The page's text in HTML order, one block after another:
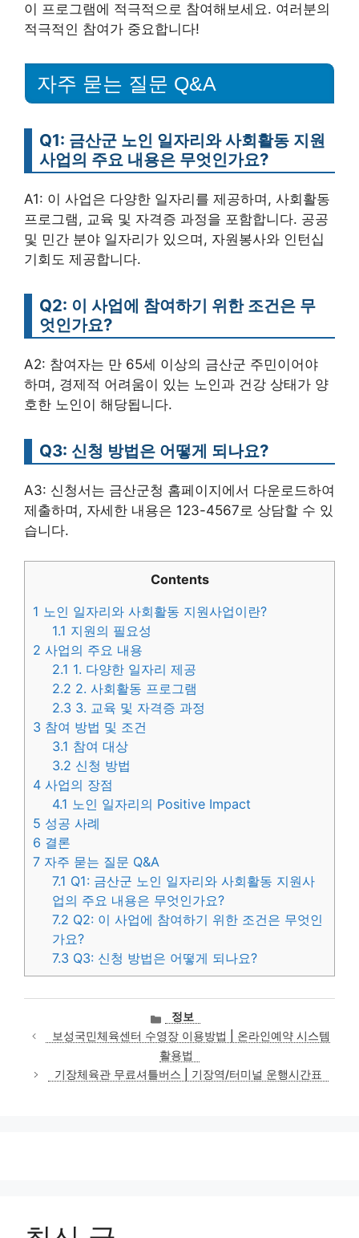
이 프로그램에 적극적으로 참여해보세요. 여러분의
적극적인 참여가 중요합니다!
자주 묻는 질문 Q&A
Q1: 금산군 노인 일자리와 사회활동 지원
사업의 주요 내용은 무엇인가요?
A1: 이 사업은 다양한 일자리를 제공하며, 사회활동
프로그램, 교육 및 자격증 과정을 포함합니다. 공공
및 민간 분야 일자리가 있으며, 자원봉사와 인턴십
기회도 제공합니다.
Q2: 이 사업에 참여하기 위한 조건은 무
엇인가요?
A2: 참여자는 만 65세 이상의 금산군 주민이어야
하며, 경제적 어려움이 있는 노인과 건강 상태가 양
호한 노인이 해당됩니다.
Q3: 신청 방법은 어떻게 되나요?
A3: 신청서는 금산군청 홈페이지에서 다운로드하여
제출하며, 자세한 내용은 123-4567로 상담할 수 있
습니다.
Contents
1 노인 일자리와 사회활동 지원사업이란?
1.1 지원의 필요성
2 사업의 주요 내용
2.1 1. 다양한 일자리 제공
2.2 2. 사회활동 프로그램
2.3 3. 교육 및 자격증 과정
3 참여 방법 및 조건
3.1 참여 대상
3.2 신청 방법
4 사업의 장점
4.1 노인 일자리의 Positive Impact
5 성공 사례
6 결론
7 자주 묻는 질문 Q&A
7.1 Q1: 금산군 노인 일자리와 사회활동 지원사
업의 주요 내용은 무엇인가요?
7.2 Q2: 이 사업에 참여하기 위한 조건은 무엇인
가요?
7.3 Q3: 신청 방법은 어떻게 되나요?
카
테
고
리
정보
보성국민체육센터 수영장 이용방법 | 온라인예약 시스템
활용법
기장체육관 무료셔틀버스 | 기장역/터미널 운행시간표